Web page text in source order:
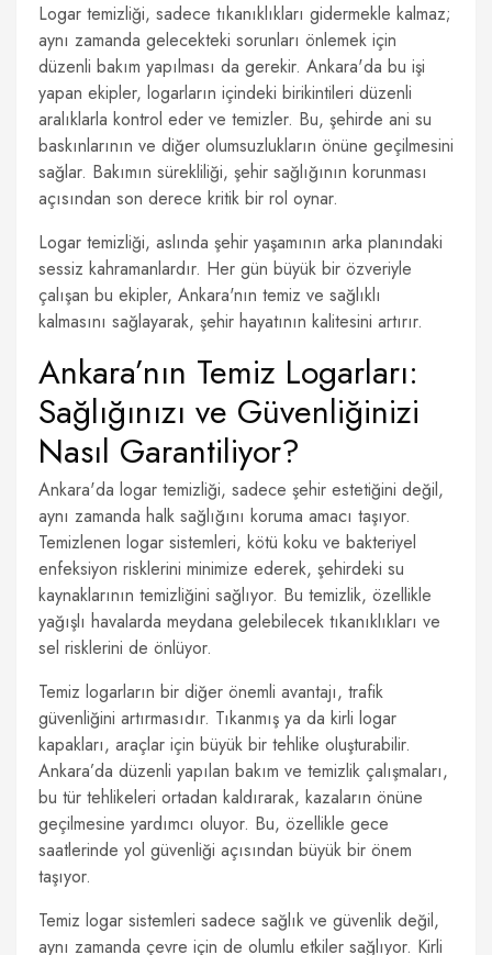
Logar temizliği, sadece tıkanıklıkları gidermekle kalmaz;
aynı zamanda gelecekteki sorunları önlemek için
düzenli bakım yapılması da gerekir. Ankara'da bu işi
yapan ekipler, logarların içindeki birikintileri düzenli
aralıklarla kontrol eder ve temizler. Bu, şehirde ani su
baskınlarının ve diğer olumsuzlukların önüne geçilmesini
sağlar. Bakımın sürekliliği, şehir sağlığının korunması
açısından son derece kritik bir rol oynar.
Logar temizliği, aslında şehir yaşamının arka planındaki
sessiz kahramanlardır. Her gün büyük bir özveriyle
çalışan bu ekipler, Ankara'nın temiz ve sağlıklı
kalmasını sağlayarak, şehir hayatının kalitesini artırır.
Ankara’nın Temiz Logarları:
Sağlığınızı ve Güvenliğinizi
Nasıl Garantiliyor?
Ankara'da logar temizliği, sadece şehir estetiğini değil,
aynı zamanda halk sağlığını koruma amacı taşıyor.
Temizlenen logar sistemleri, kötü koku ve bakteriyel
enfeksiyon risklerini minimize ederek, şehirdeki su
kaynaklarının temizliğini sağlıyor. Bu temizlik, özellikle
yağışlı havalarda meydana gelebilecek tıkanıklıkları ve
sel risklerini de önlüyor.
Temiz logarların bir diğer önemli avantajı, trafik
güvenliğini artırmasıdır. Tıkanmış ya da kirli logar
kapakları, araçlar için büyük bir tehlike oluşturabilir.
Ankara’da düzenli yapılan bakım ve temizlik çalışmaları,
bu tür tehlikeleri ortadan kaldırarak, kazaların önüne
geçilmesine yardımcı oluyor. Bu, özellikle gece
saatlerinde yol güvenliği açısından büyük bir önem
taşıyor.
Temiz logar sistemleri sadece sağlık ve güvenlik değil,
aynı zamanda çevre için de olumlu etkiler sağlıyor. Kirli